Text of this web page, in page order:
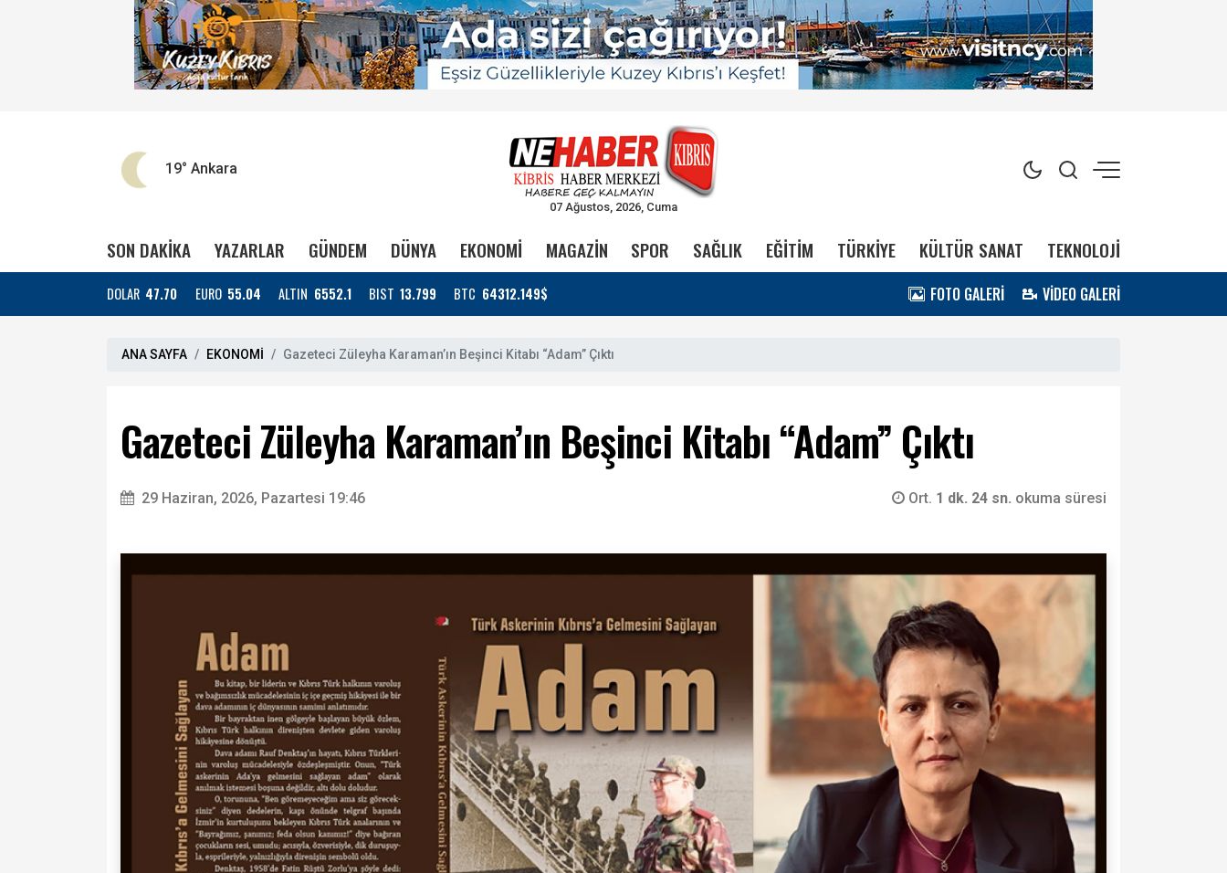
19° Ankara
07 Ağustos, 2026, Cuma
SON DAKİKA YAZARLAR GÜNDEM DÜNYA EKONOMİ MAGAZİN SPOR SAĞLIK EĞİTİM TÜRKİYE KÜLTÜR SANAT TEKNOLOJİ
DOLAR 47.70 EURO 55.04 ALTIN 6552.1 BIST 13.799 BTC 64312.149$ FOTO GALERİ VİDEO GALERİ
ANA SAYFA EKONOMİ Gazeteci Züleyha Karaman’ın Beşinci Kitabı “Adam” Çıktı
Gazeteci Züleyha Karaman’ın Beşinci Kitabı “Adam” Çıktı
29 Haziran, 2026, Pazartesi 19:46 Ort. 1 dk. 24 sn. okuma süresi